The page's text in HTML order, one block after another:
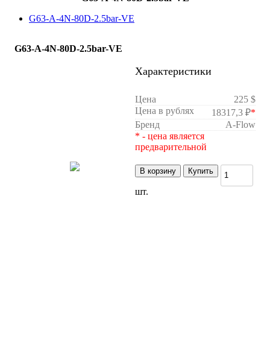
G63-A-4N-80D-2.5bar-VE
G63-A-4N-80D-2.5bar-VE
Характеристики
Цена
225 $
Цена в рублях
18317,3 ₽*
Бренд
A-Flow
* - цена является
предварительной
В корзину Купить
шт.